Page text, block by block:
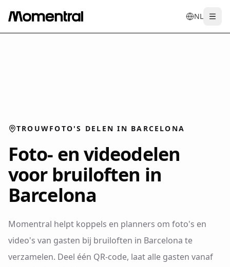
NL
entrdees
TROUWFOTO'S DELEN IN BARCELONA
Foto- en videodelen
voor bruiloften in
Barcelona
Momentral helpt koppels en planners om foto's en
video's van gasten bij bruiloften in Barcelona te
verzamelen. Deel één QR-code, laat alle gasten vanaf